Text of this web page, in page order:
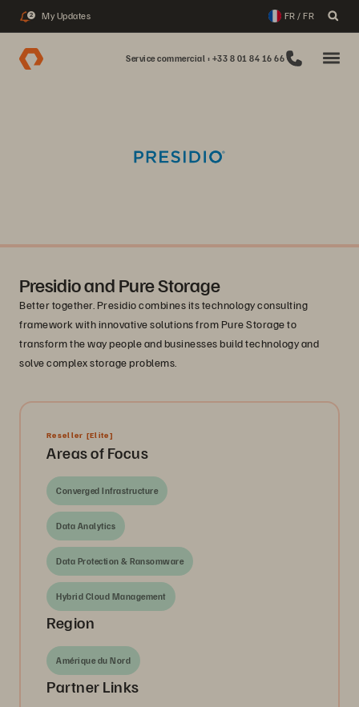
2 My Updates FR / FR
Service commercial : +33 8 01 84 16 66
Presidio and Pure Storage
Better together. Presidio combines its technology consulting
framework with innovative solutions from Pure Storage to
transform the way people and businesses build technology and
solve complex storage problems.
Reseller [Elite]
Areas of Focus
Converged Infrastructure
Data Analytics
Data Protection & Ransomware
Hybrid Cloud Management
Region
Amérique du Nord
Partner Links